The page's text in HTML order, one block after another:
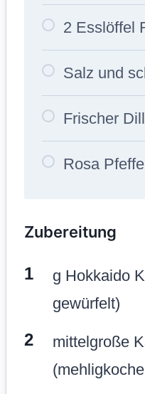
2 Esslöffel
Salz und
Frischer
Rosa
Zubereitung
g Hokkaido
gewürfelt)
mittelgroße